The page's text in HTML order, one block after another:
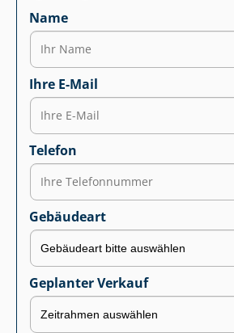
Name
Ihre E-Mail
Telefon
Gebäudeart
Geplanter Verkauf